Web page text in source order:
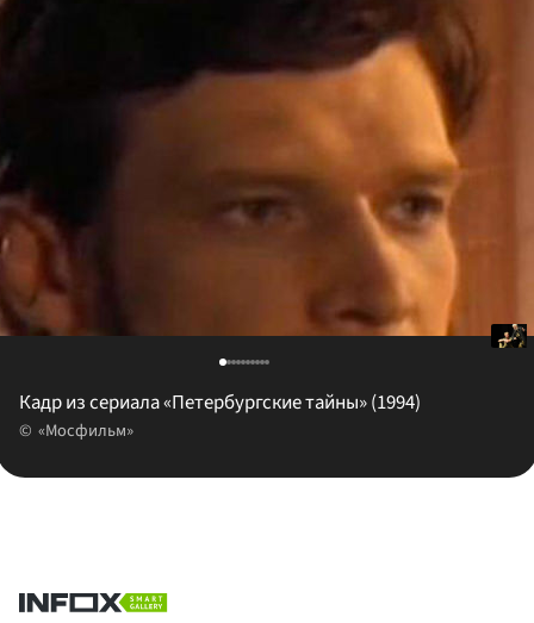
Кадр из сериала «Петербургские тайны» (1994)
«Мосфильм»